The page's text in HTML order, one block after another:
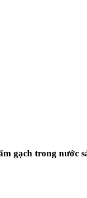
gạch trong